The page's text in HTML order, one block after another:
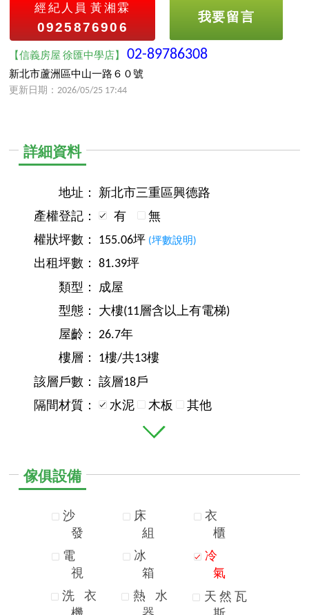
經紀人員 黃湘霖
0925876906
我要留言
【信義房屋 徐匯中學店】02-89786308
新北市蘆洲區中山一路６０號
更新日期：2026/05/25 17:44
詳細資料
地址：
新北市三重區興德路
產權登記：
有
無
權狀坪數：
155.06坪 (坪數說明)
出租坪數：
81.39坪
類型：
成屋
型態：
大樓(11層含以上有電梯)
屋齡：
26.7年
樓層：
1樓/共13樓
該層戶數：
該層18戶
隔間材質：
水泥 木板 其他
傢俱設備
沙
發
電
視
洗
衣
床
組
冰
箱
熱
水
衣
櫃
冷
氣
天 然 瓦